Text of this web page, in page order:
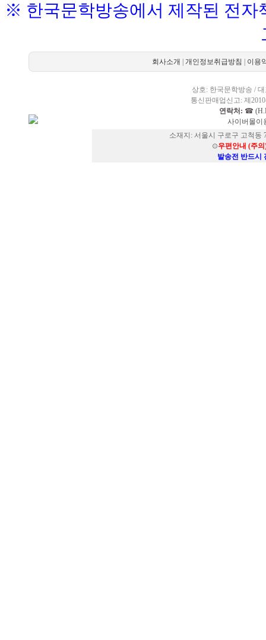
※ 한국문학방송에서 제작된 전자
회사소개 개인정보취급방침 이용
상호: 한국문학방송 /
통신판매업신고: 제
연락처: ☎
사이버몰이
소재지: 서울시 구로구 고척동
⊙우편안내 (주
발송전 반드시